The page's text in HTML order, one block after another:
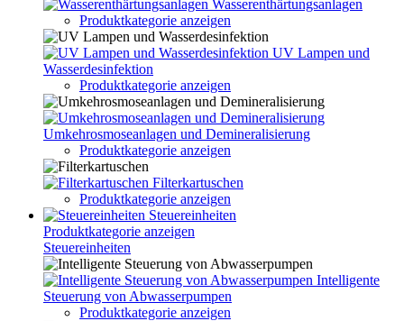
Wasserenthärtungsanlagen
Produktkategorie anzeigen
UV Lampen und
Wasserdesinfektion
Produktkategorie anzeigen
Umkehrosmoseanlagen und Demineralisierung
Produktkategorie anzeigen
Filterkartuschen
Produktkategorie anzeigen
Steuereinheiten
Produktkategorie anzeigen
Steuereinheiten
Intelligente
Steuerung von Abwasserpumpen
Produktkategorie anzeigen